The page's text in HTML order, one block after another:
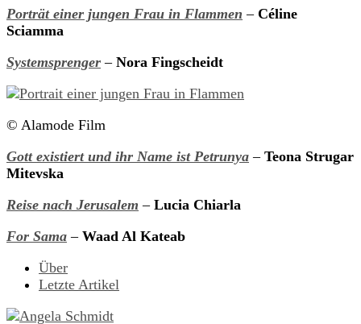
Porträt einer jungen Frau in Flammen – Céline
Sciamma
Systemsprenger – Nora Fingscheidt
© Alamode Film
Gott existiert und ihr Name ist Petrunya – Teona Strugar
Mitevska
Reise nach Jerusalem – Lucia Chiarla
For Sama – Waad Al Kateab
Über
Letzte Artikel